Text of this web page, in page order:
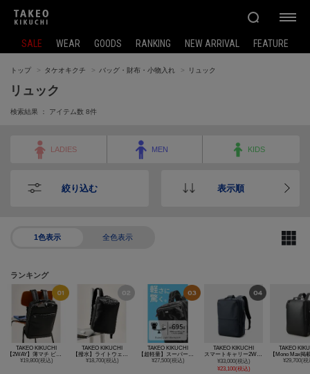
SALE WEAR GOODS RANKING NEW ARRIVAL FEATURE
トップ タケオキクチ バッグ・財布・小物入れ リュック
リュック
検索結果 ： アイテム数 8件
LADIES MEN KIDS
絞り込む 表示順
1色表示 全色表示
ランキング
TAKEO KIKUCHI
¥19,800(税込)
TAKEO KIKUCHI
¥18,700(税込)
TAKEO KIKUCHI
¥27,500(税込)
TAKEO KIKUCHI
¥33,000(税込)
¥23,100(税込)
TAKEO
¥29,700(税